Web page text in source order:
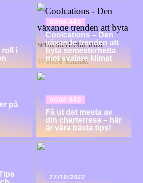
roll i
GODA RÅD
Coolcations – Den
växande trenden att
byta semesterhetta
mot svalare klimat
på
GODA RÅD
Få ut det mesta av
din charterresa – här
är våra bästa tips!
27/10/2022